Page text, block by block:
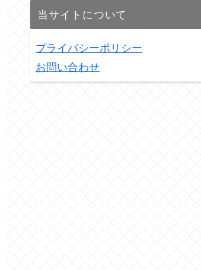
当サイトについて
プライバシーポリシー
お問い合わせ